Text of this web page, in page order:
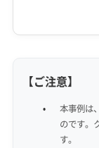
【ご注意】
本事例は
のです。
す。